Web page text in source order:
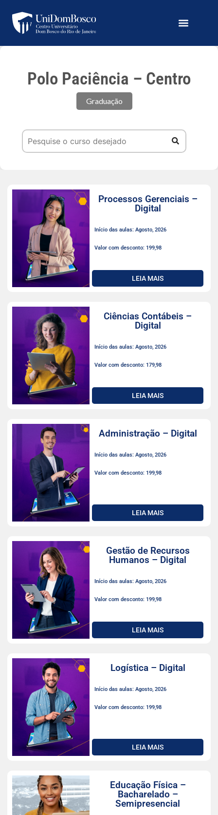
Polo Paciência – Centro
Graduação
Processos Gerenciais –
Digital
Início das aulas: Agosto, 2026
Valor com desconto: 199,98
LEIA MAIS
Ciências Contábeis –
Digital
Início das aulas: Agosto, 2026
Valor com desconto: 179,98
LEIA MAIS
Administração – Digital
Início das aulas: Agosto, 2026
Valor com desconto: 199,98
LEIA MAIS
Gestão de Recursos
Humanos – Digital
Início das aulas: Agosto, 2026
Valor com desconto: 199,98
LEIA MAIS
Logística – Digital
Início das aulas: Agosto, 2026
Valor com desconto: 199,98
LEIA MAIS
Educação Física –
Bacharelado –
Semipresencial